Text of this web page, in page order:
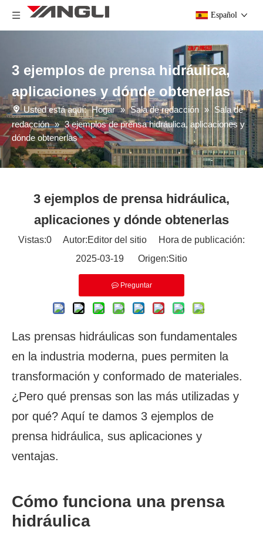
Español
3 ejemplos de prensa hidráulica,
aplicaciones y dónde obtenerlas
Usted está aquí: Hogar » Sala de redacción » Sala de
redacción » 3 ejemplos de prensa hidráulica, aplicaciones y
dónde obtenerlas
3 ejemplos de prensa hidráulica,
aplicaciones y dónde obtenerlas
Vistas:0 Autor:Editor del sitio Hora de publicación:
2025-03-19 Origen:Sitio
Preguntar
Las prensas hidráulicas son fundamentales
en la industria moderna, pues permiten la
transformación y conformado de materiales.
¿Pero qué prensas son las más utilizadas y
por qué? Aquí te damos 3 ejemplos de
prensa hidráulica, sus aplicaciones y
ventajas.
Cómo funciona una prensa
hidráulica